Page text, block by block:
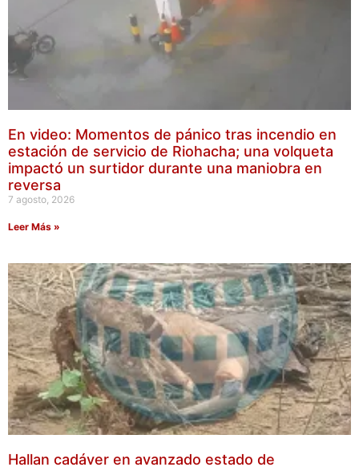
En video: Momentos de pánico tras incendio en
estación de servicio de Riohacha; una volqueta
impactó un surtidor durante una maniobra en
reversa
7 agosto, 2026
Leer Más »
Hallan cadáver en avanzado estado de